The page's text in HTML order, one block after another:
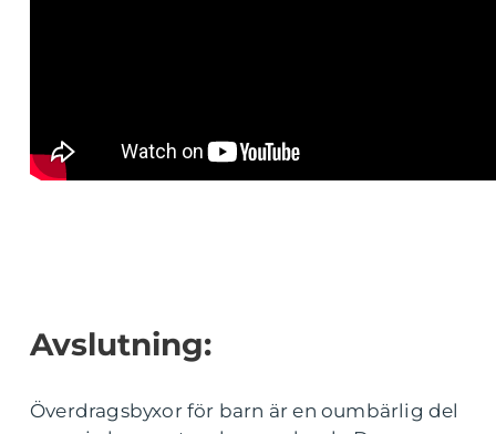
Avslutning:
Överdragsbyxor för barn är en oumbärlig del